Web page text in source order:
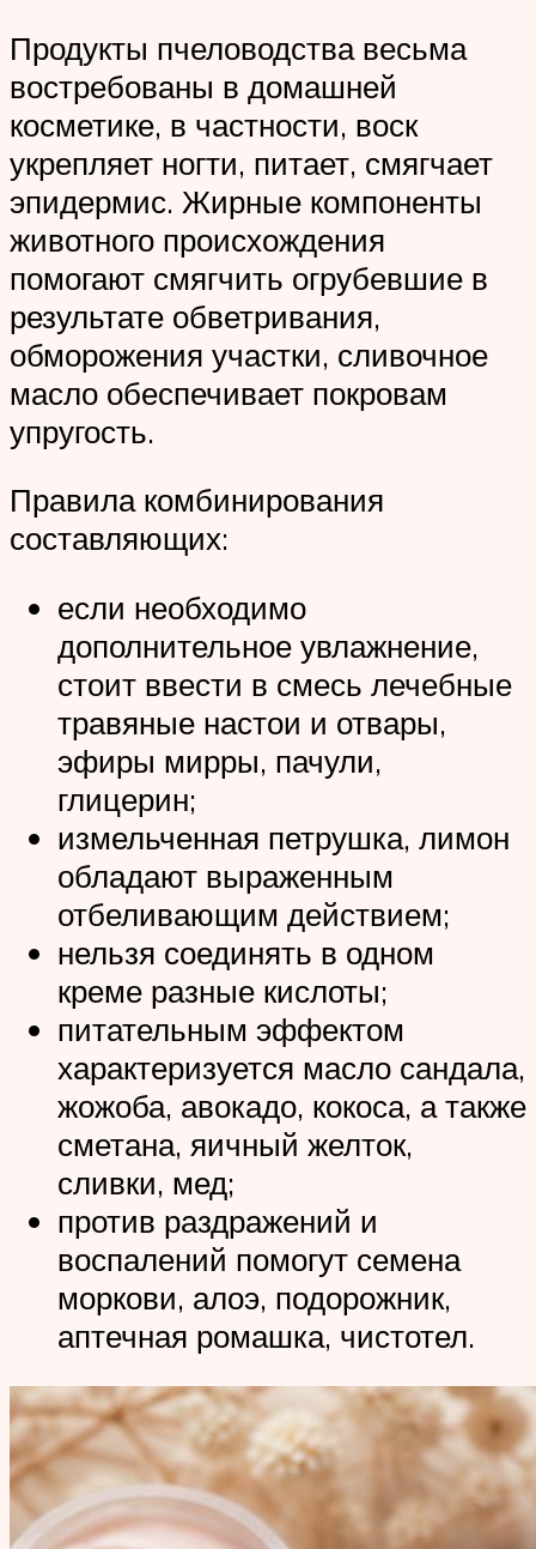
Продукты пчеловодства весьма
востребованы в домашней
косметике, в частности, воск
укрепляет ногти, питает, смягчает
эпидермис. Жирные компоненты
животного происхождения
помогают смягчить огрубевшие в
результате обветривания,
обморожения участки, сливочное
масло обеспечивает покровам
упругость.
Правила комбинирования
составляющих:
если необходимо
дополнительное увлажнение,
стоит ввести в смесь лечебные
травяные настои и отвары,
эфиры мирры, пачули,
глицерин;
измельченная петрушка, лимон
обладают выраженным
отбеливающим действием;
нельзя соединять в одном
креме разные кислоты;
питательным эффектом
характеризуется масло сандала,
жожоба, авокадо, кокоса, а также
сметана, яичный желток,
сливки, мед;
против раздражений и
воспалений помогут семена
моркови, алоэ, подорожник,
аптечная ромашка, чистотел.